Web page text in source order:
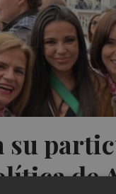
su
de